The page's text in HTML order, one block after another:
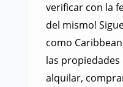
verificar con la
del mismo!
como
las
alquilar,